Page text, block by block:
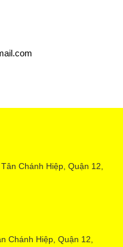
Chánh Hiệp, Quận 12,
Chánh Hiệp, Quận 12,